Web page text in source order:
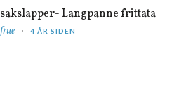
Langpanne frittata
4 ÅR SIDEN